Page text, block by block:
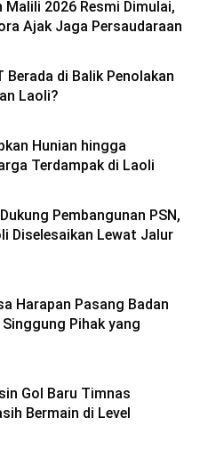
Malili 2026 Resmi Dimulai,
Ajak Jaga Persaudaraan
Berada di Balik Penolakan
Laoli?
Hunian hingga
Terdampak di Laoli
Pembangunan PSN,
Diselesaikan Lewat Jalur
Harapan Pasang Badan
Pihak yang
Gol Baru Timnas
Bermain di Level